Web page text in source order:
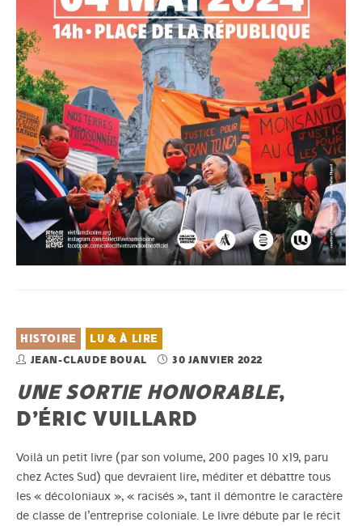
HISTOIRE LU & À LIRE
JEAN-CLAUDE BOUAL 30 JANVIER 2022
UNE SORTIE HONORABLE,
D’ÉRIC VUILLARD
Voilà un petit livre (par son volume, 200 pages 10 x19, paru
chez Actes Sud) que devraient lire, méditer et débattre tous
les « décoloniaux », « racisés », tant il démontre le caractère
de classe de l’entreprise coloniale. Le livre débute par le récit